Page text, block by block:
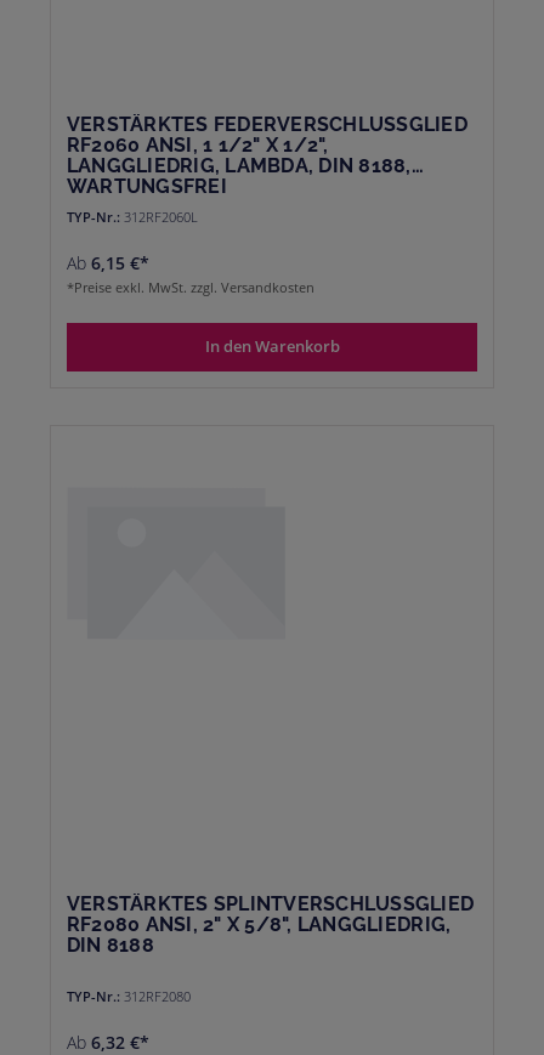
VERSTÄRKTES FEDERVERSCHLUSSGLIED
RF2060 ANSI, 1 1/2" X 1/2",
LANGGLIEDRIG, LAMBDA, DIN 8188,
WARTUNGSFREI
TYP-Nr.: 312RF2060L
Ab 6,15 €*
*Preise exkl. MwSt. zzgl. Versandkosten
In den Warenkorb
VERSTÄRKTES SPLINTVERSCHLUSSGLIED
RF2080 ANSI, 2" X 5/8", LANGGLIEDRIG,
DIN 8188
TYP-Nr.: 312RF2080
Ab 6,32 €*